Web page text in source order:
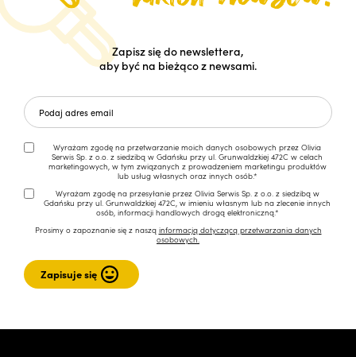
Zapisz się do newslettera,
aby być na bieżąco z newsami.
Wyrażam zgodę na przetwarzanie moich danych osobowych przez Olivia
Serwis Sp. z o.o. z siedzibą w Gdańsku przy ul. Grunwaldzkiej 472C w celach
marketingowych, w tym związanych z prowadzeniem marketingu produktów
lub usług własnych oraz innych osób.*
Wyrażam zgodę na przesyłanie przez Olivia Serwis Sp. z o.o. z siedzibą w
Gdańsku przy ul. Grunwaldzkiej 472C, w imieniu własnym lub na zlecenie innych
osób, informacji handlowych drogą elektroniczną.*
Prosimy o zapoznanie się z naszą informacją dotyczącą przetwarzania danych
osobowych.